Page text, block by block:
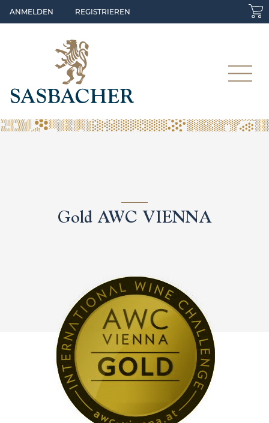
Skip to main content
ANMELDEN REGISTRIEREN
Gold AWC VIENNA